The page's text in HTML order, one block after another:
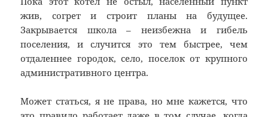
жив, согрет и строит планы на будущее.
Закрывается школа – неизбежна и гибель
поселения, и случится это тем быстрее, чем
отдаленнее городок, село, поселок от крупного
административного центра.
Может статься, я не права, но мне кажется, что